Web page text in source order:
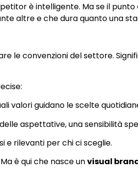
è intelligente. Ma se il punto
altre e che dura quanto una
le convenzioni del settore.
valori guidano le scelte
aspettative, una sensibilità
e rilevanti per chi ci sceglie.
è qui che nasce unvisual